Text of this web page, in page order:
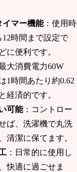
イマー機能：使用時
12時間まで設定で
に便利です。
大消費電力60W
1時間あたり約0.62
経済的です。
可能：コントロー
ば、洗濯機で丸洗
清潔に保てます。
：日常的に使用し
快適に過ごせま